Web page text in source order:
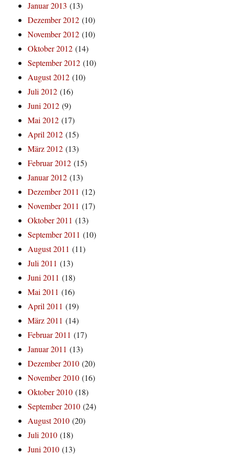
Januar 2013 (13)
Dezember 2012 (10)
November 2012 (10)
Oktober 2012 (14)
September 2012 (10)
August 2012 (10)
Juli 2012 (16)
Juni 2012 (9)
Mai 2012 (17)
April 2012 (15)
März 2012 (13)
Februar 2012 (15)
Januar 2012 (13)
Dezember 2011 (12)
November 2011 (17)
Oktober 2011 (13)
September 2011 (10)
August 2011 (11)
Juli 2011 (13)
Juni 2011 (18)
Mai 2011 (16)
April 2011 (19)
März 2011 (14)
Februar 2011 (17)
Januar 2011 (13)
Dezember 2010 (20)
November 2010 (16)
Oktober 2010 (18)
September 2010 (24)
August 2010 (20)
Juli 2010 (18)
Juni 2010 (13)